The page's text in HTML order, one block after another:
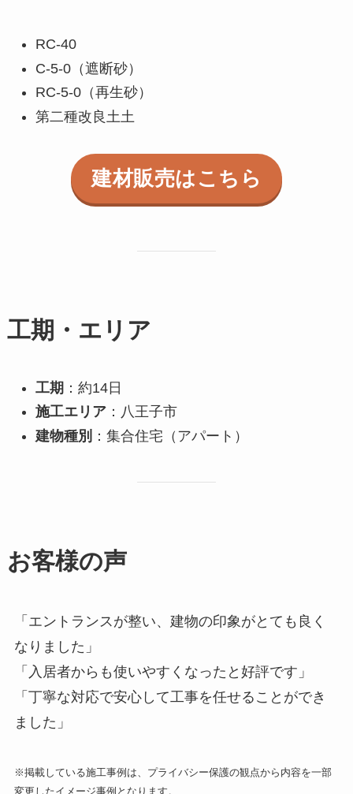
RC-40
C-5-0（遮断砂）
RC-5-0（再生砂）
第二種改良土土
建材販売はこちら
工期・エリア
工期 ：約14日
施工エリア：八王子市
建物種別 ：集合住宅（アパート）
お客様の声
「エントランスが整い、建物の印象がとても良く
なりました」
「入居者からも使いやすくなったと好評です」
「丁寧な対応で安心して工事を任せることができ
ました」
※掲載している施工事例は、プライバシー保護の観点から内容を一部
変更したイメージ事例となります。